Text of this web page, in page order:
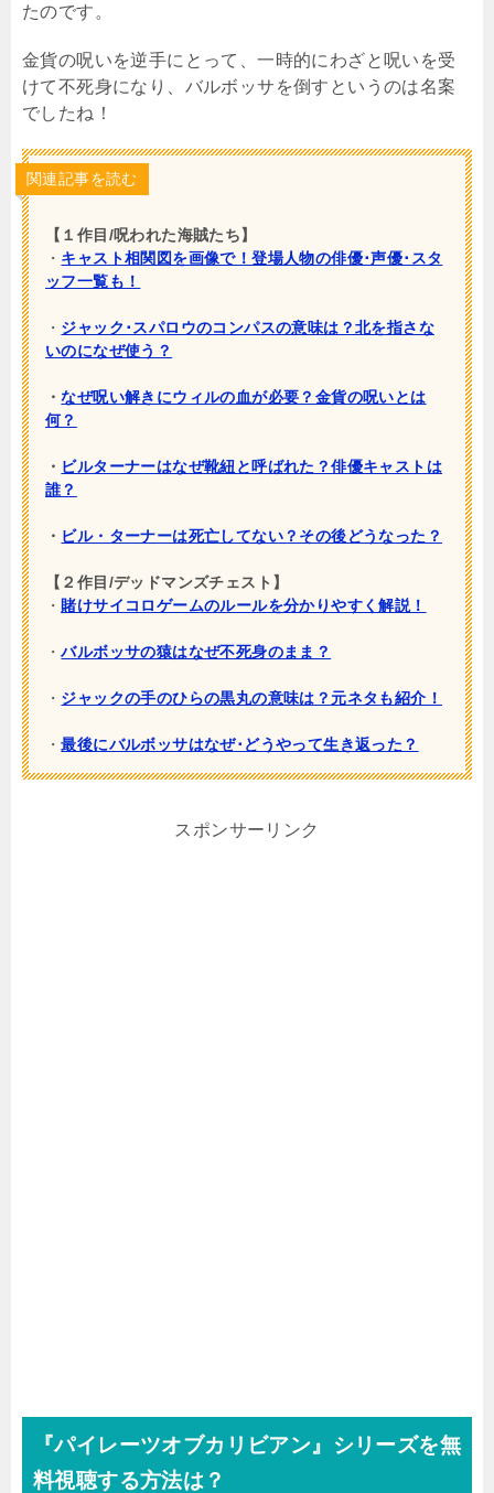
たのです。
金貨の呪いを逆手にとって、一時的にわざと呪いを受
けて不死身になり、バルボッサを倒すというのは名案
でしたね！
関連記事を読む
【１作目/呪われた海賊たち】
・ キャスト相関図を画像で！登場人物の俳優･声優･スタ
ッフ一覧も！
・ ジャック･スパロウのコンパスの意味は？北を指さな
いのになぜ使う？
・なぜ呪い解きにウィルの血が必要？金貨の呪いとは
何？
・ ビルターナーはなぜ靴紐と呼ばれた？俳優キャストは
誰？
・ ビル・ターナーは死亡してない？その後どうなった？
【２作目/デッドマンズチェスト】
・ 賭けサイコロゲームのルールを分かりやすく解説！
・バルボッサの猿はなぜ不死身のまま？
・ ジャックの手のひらの黒丸の意味は？元ネタも紹介！
・最後にバルボッサはなぜ･どうやって生き返った？
スポンサーリンク
『パイレーツオブカリビアン』シリーズを無
料視聴する方法は？